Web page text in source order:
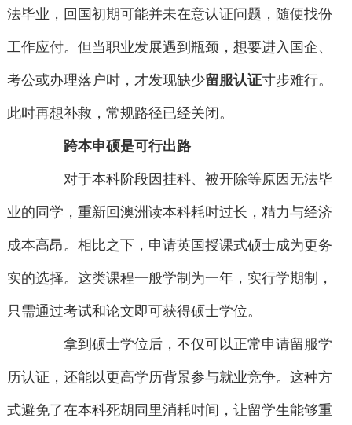
法毕业，回国初期可能并未在意认证问题，随便找份
工作应付。但当职业发展遇到瓶颈，想要进入国企、
考公或办理落户时，才发现缺少留服认证寸步难行。
此时再想补救，常规路径已经关闭。
跨本申硕是可行出路
对于本科阶段因挂科、被开除等原因无法毕
业的同学，重新回澳洲读本科耗时过长，精力与经济
成本高昂。相比之下，申请英国授课式硕士成为更务
实的选择。这类课程一般学制为一年，实行学期制，
只需通过考试和论文即可获得硕士学位。
拿到硕士学位后，不仅可以正常申请留服学
历认证，还能以更高学历背景参与就业竞争。这种方
式避免了在本科死胡同里消耗时间，让留学生能够重